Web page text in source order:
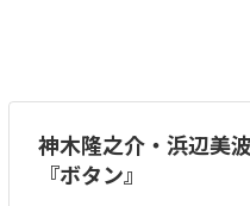
神木隆之介・浜辺美
『ボタン』